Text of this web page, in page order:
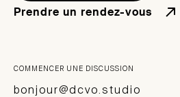
Prendre un rendez-vous
COMMENCER UNE DISCUSSION
bonjour@dcvo.studio